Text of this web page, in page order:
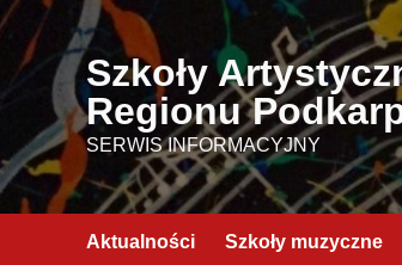
Przejdź
treści
Szkoły
Regionu
SERWIS INFORMACYJNY
Aktualności Szkoły muzyczne